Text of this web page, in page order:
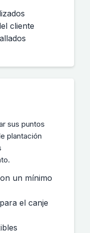
cliente
sus puntos
plantación
un mínimo
el canje